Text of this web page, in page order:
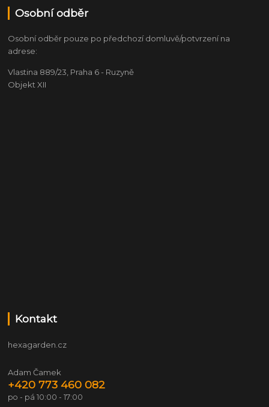
Osobní odběr
Osobní odběr pouze po předchozí domluvě/potvrzení na
adrese:
Vlastina 889/23, Praha 6 - Ruzyně
Objekt XII
Kontakt
hexagarden.cz
Adam Čamek
+420 773 460 082
po - pá 10:00 - 17:00